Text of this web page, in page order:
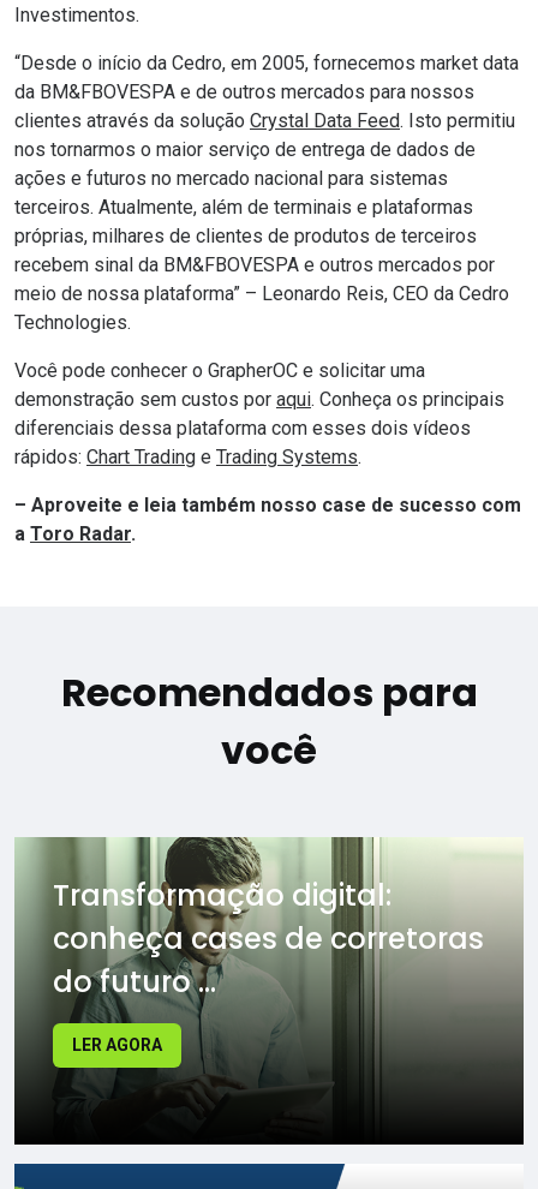
Investimentos.
“Desde o início da Cedro, em 2005, fornecemos market data
da BM&FBOVESPA e de outros mercados para nossos
clientes através da solução Crystal Data Feed. Isto permitiu
nos tornarmos o maior serviço de entrega de dados de
ações e futuros no mercado nacional para sistemas
terceiros. Atualmente, além de terminais e plataformas
próprias, milhares de clientes de produtos de terceiros
recebem sinal da BM&FBOVESPA e outros mercados por
meio de nossa plataforma” – Leonardo Reis, CEO da Cedro
Technologies.
Você pode conhecer o GrapherOC e solicitar uma
demonstração sem custos por aqui. Conheça os principais
diferenciais dessa plataforma com esses dois vídeos
rápidos: Chart Trading e Trading Systems.
– Aproveite e leia também nosso case de sucesso com
a Toro Radar.
Recomendados para
você
Transformação digital:
conheça cases de corretoras
do futuro ...
LER AGORA